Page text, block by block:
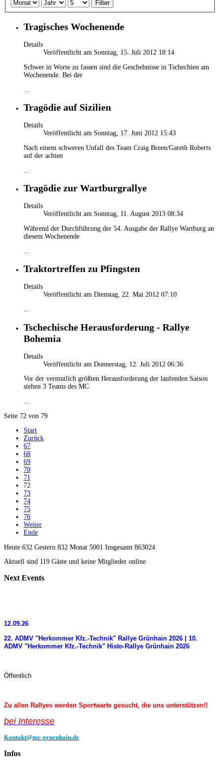
Filter
Tragisches Wochenende
Details
Veröffentlicht am Sonntag, 15. Juli 2012 18:14
Schwer in Worte zu fassen sind die Geschehnisse in Tschechien am
Wochenende. Bei der
Tragödie auf Sizilien
Details
Veröffentlicht am Sonntag, 17. Juni 2012 15:43
Nach einem schweren Unfall des Team Craig Breen/Gareth Roberts
auf der achten
Tragödie zur Wartburgrallye
Details
Veröffentlicht am Sonntag, 11. August 2013 08:34
Während der Durchführung der 54. Ausgabe der Rallye Wartburg an
diesem Wochenende
Traktortreffen zu Pfingsten
Details
Veröffentlicht am Dienstag, 22. Mai 2012 07:10
...
Tschechische Herausforderung - Rallye
Bohemia
Details
Veröffentlicht am Donnerstag, 12. Juli 2012 06:36
Vor der vermutlich größten Herausforderung der laufenden Saison
stehen 3 Teams des MC
...
Seite 72 von 79
Start
Zurück
67
68
69
70
71
72
73
74
75
76
Weiter
Ende
Heute 632 Gestern 832 Monat 5001 Insgesamt 863024
Aktuell sind 119 Gäste und keine Mitglieder online
Next Events
12.09.26
22. ADMV "Herkommer Kfz.-Technik" Rallye Grünhain 2026 | 10.
ADMV "Herkommer Kfz.-Technik" Histo-Rallye Grünhain 2026
Öffentlich
Zu allen Rallyes werden Sportwarte gesucht, die uns unterstützen!!
bei Interesse
Kontakt@mc-gruenhain.de
Infos